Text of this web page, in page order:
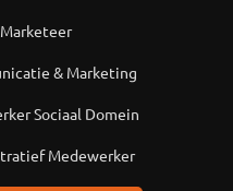
& Marketing
Sociaal Domein
Medewerker